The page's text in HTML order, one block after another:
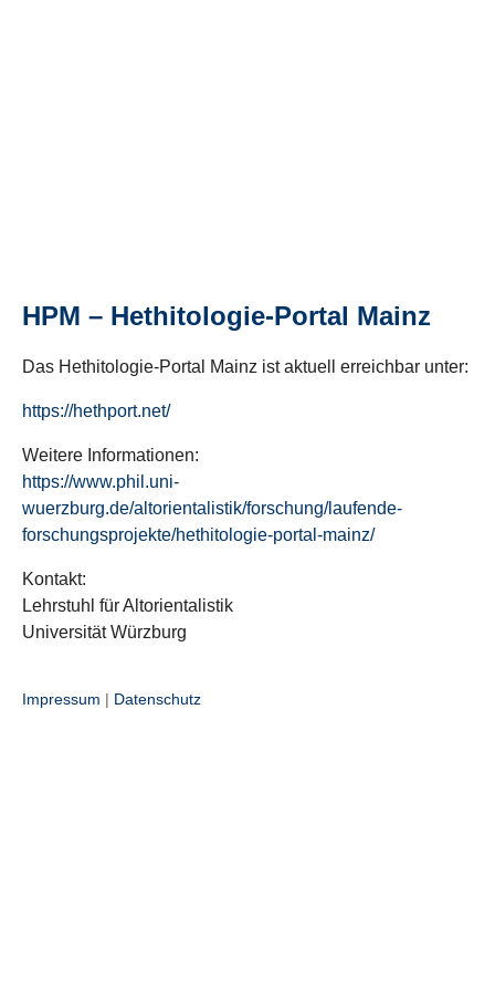
HPM – Hethitologie-Portal Mainz
Das Hethitologie-Portal Mainz ist aktuell erreichbar unter:
https://hethport.net/
Weitere Informationen:
https://www.phil.uni-
wuerzburg.de/altorientalistik/forschung/laufende-
forschungsprojekte/hethitologie-portal-mainz/
Kontakt:
Lehrstuhl für Altorientalistik
Universität Würzburg
Impressum | Datenschutz